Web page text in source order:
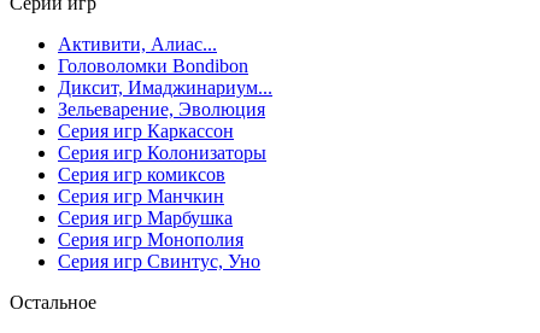
Активити, Алиас...
Головоломки Bondibon
Диксит, Имаджинариум...
Зельеварение, Эволюция
Серия игр Каркассон
Серия игр Колонизаторы
Серия игр комиксов
Серия игр Манчкин
Серия игр Марбушка
Серия игр Монополия
Серия игр Свинтус, Уно
Остальное